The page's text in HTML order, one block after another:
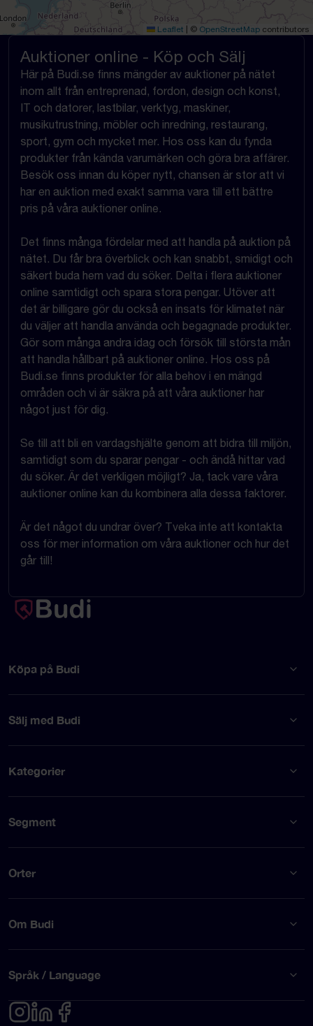
Leaflet © OpenStreetMap contributors
Auktioner online - Köp och Sälj
Här på Budi.se finns mängder av auktioner på nätet
inom allt från entreprenad, fordon, design och konst,
IT och datorer, lastbilar, verktyg, maskiner,
musikutrustning, möbler och inredning, restaurang,
sport, gym och mycket mer. Hos oss kan du fynda
produkter från kända varumärken och göra bra affärer.
Besök oss innan du köper nytt, chansen är stor att vi
har en auktion med exakt samma vara till ett bättre
pris på våra auktioner online.
Det finns många fördelar med att handla på auktion på
nätet. Du får bra överblick och kan snabbt, smidigt och
säkert buda hem vad du söker. Delta i flera auktioner
online samtidigt och spara stora pengar. Utöver att
det är billigare gör du också en insats för klimatet när
du väljer att handla använda och begagnade produkter.
Gör som många andra idag och försök till största mån
att handla hållbart på auktioner online. Hos oss på
Budi.se finns produkter för alla behov i en mängd
områden och vi är säkra på att våra auktioner har
något just för dig.
Se till att bli en vardagshjälte genom att bidra till miljön,
samtidigt som du sparar pengar - och ändå hittar vad
du söker. Är det verkligen möjligt? Ja, tack vare våra
auktioner online kan du kombinera alla dessa faktorer.
Är det något du undrar över? Tveka inte att kontakta
oss för mer information om våra auktioner och hur det
går till!
Köpa på Budi
Sälj med Budi
Kategorier
Segment
Orter
Om Budi
Språk / Language